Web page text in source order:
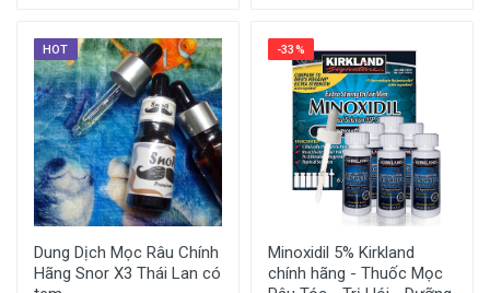
HOT
Dung Dịch Mọc Râu Chính
Hãng Snor X3 Thái Lan có
-33%
Minoxidil 5% Kirkland
chính hãng - Thuốc Mọc